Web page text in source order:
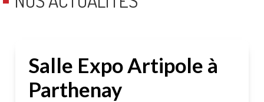
Salle Expo Artipole à
Parthenay